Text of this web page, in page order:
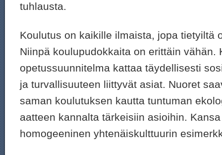
tuhlausta.
Koulutus on kaikille ilmaista, jopa tietyiltä
Niinpä koulupudokkaita on erittäin vähän.
opetussuunnitelma kattaa täydellisesti
ja turvallisuuteen liittyvät asiat. Nuoret
saman koulutuksen kautta tuntuman
aatteen kannalta tärkeisiin asioihin.
homogeeninen yhtenäiskulttuurin